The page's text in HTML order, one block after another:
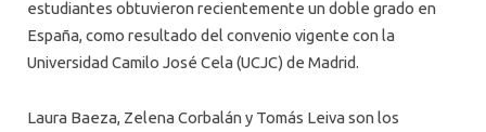
estudiantes obtuvieron recientemente un doble grado en
España, como resultado del convenio vigente con la
Universidad Camilo José Cela (UCJC) de Madrid.
Laura Baeza, Zelena Corbalán y Tomás Leiva son los